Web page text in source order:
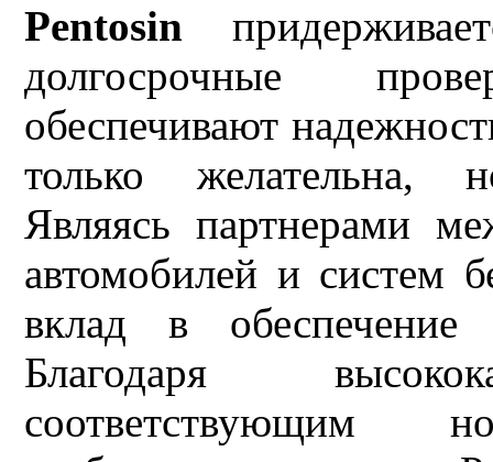
Pentosin
долгосрочные
обеспечивают
только желательна,
Являясь партнерами
автомобилей и систем
вклад в
Благодаря
соответствующим